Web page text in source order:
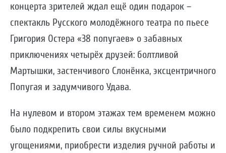
концерта зрителей ждал ещё один подарок –
спектакль Русского молодёжного театра по пьесе
Григория Остера «38 попугаев» о забавных
приключениях четырёх друзей: болтливой
Мартышки, застенчивого Слонёнка, эксцентричного
Попугая и задумчивого Удава.
На нулевом и втором этажах тем временем можно
было подкрепить свои силы вкусными
угощениями, приобрести изделия ручной работы и